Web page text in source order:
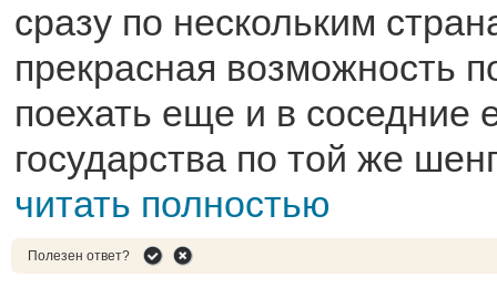
сразу по нескольким
прекрасная возможность
поехать еще и в соседние
государства по той же
читать полностью
Полезен ответ?